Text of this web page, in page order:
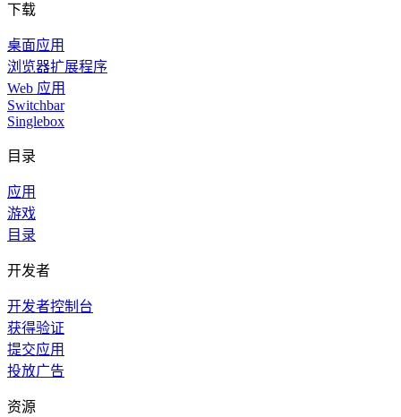
下载
桌面应用
浏览器扩展程序
Web 应用
Switchbar
Singlebox
目录
应用
游戏
目录
开发者
开发者控制台
获得验证
提交应用
投放广告
资源